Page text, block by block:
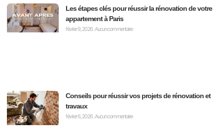
Les étapes clés pour réussir la rénovation de votre
appartement à Paris
février 9, 2026 Aucun commentaire
Conseils pour réussir vos projets de rénovation et
travaux
février 6, 2026 Aucun commentaire